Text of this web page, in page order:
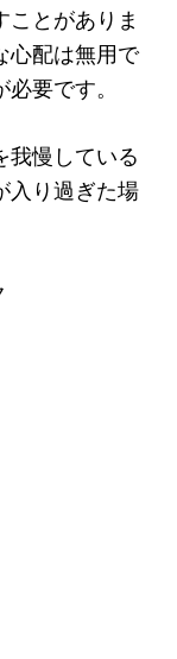
ことがありま
心配は無用で
要です。
我慢している
入り過ぎた場